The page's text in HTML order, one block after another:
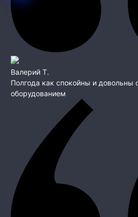
Валерий Т.
Полгода как спокойны и довольны
оборудованием